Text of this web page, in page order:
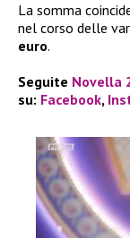
La somma
nel corso delle
euro.
Seguite Novella
su: Facebook,